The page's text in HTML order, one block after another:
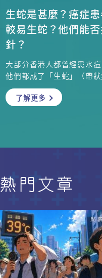
緒支援渠道。讓我們陪在你
同走過這段艱難的時期。
生蛇是甚麼？癌症
較易生蛇？他們能
針？
大部分香港人都曾經患水
他們都成了「生蛇」（帶
預備軍，而免疫力明顯較差
者，「生蛇」的風險會否較
行？臨床腫瘤科專科李慧
了解更多
熱門文章